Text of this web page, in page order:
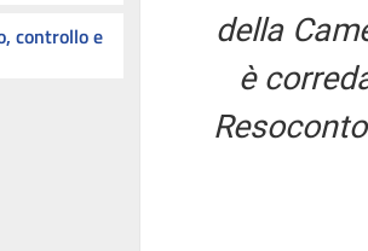
controllo e
della
è